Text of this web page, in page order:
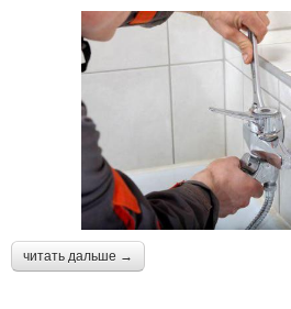
читать дальше →